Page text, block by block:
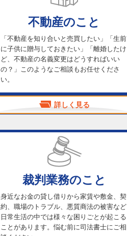
不動産のこと
「不動産を知り合いと売買したい」「生前
に子供に贈与しておきたい」「離婚したけ
ど、不動産の名義変更はどうすればいい
の？」このようなご相談もお任せくださ
い。
詳しく見る
裁判業務のこと
身近なお金の貸し借りから家賃や敷金、契
約、職場のトラブル、悪質商法の被害など
日常生活の中では様々な困りごとが起こる
ことがあります。悩む前に司法書士にご相